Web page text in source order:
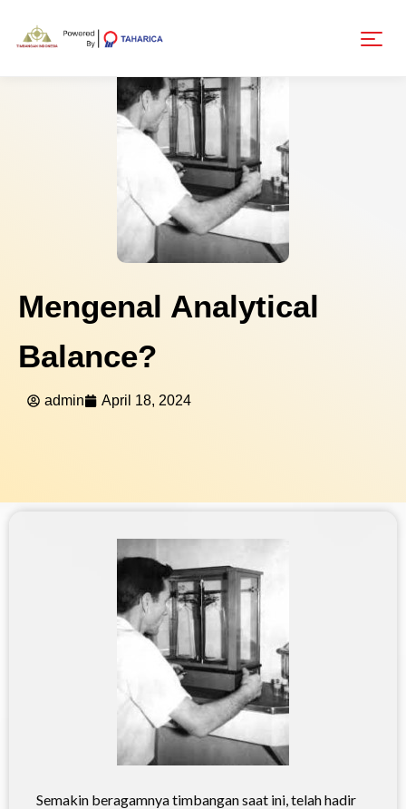
Mengenal Analytical
Balance?
admin April 18, 2024
Semakin beragamnya timbangan saat ini, telah hadir